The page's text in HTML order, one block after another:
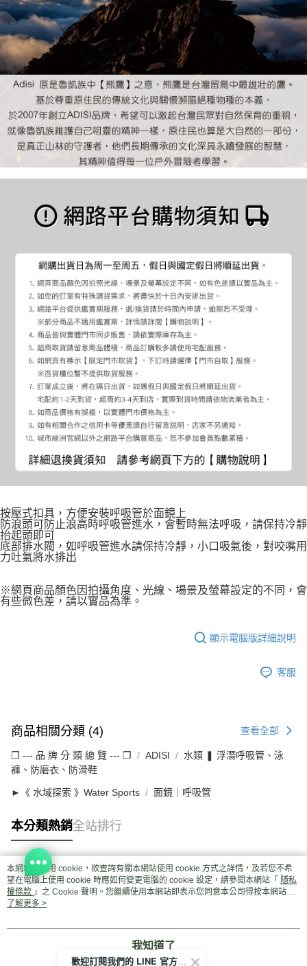
按壓式扣具，方便安裝呼吸管於面鏡上
防浪頭可防止浪高時呼吸管進水，會暫時無法呼吸，請保持冷靜
抬起頭即可
底部排水閥，如呼吸管進水請保持冷靜，小口吸氣後，對咬嘴用
力吐氣將水排出
※網頁商品顏色因拍攝角度、光線、場景及螢幕設定的不同，會
有些微色差，請以實品為準。
顯示電腦版詳細說明
客服
商品相關分類 (4) 查看全部
❒ --- 品 牌 分 類 總 覽 --- ❒ ADISI
水類 ❚ 浮潛呼吸管、泳
褲、防磨衣、防滑鞋
►《 水域探索 》Water Sports 面鏡｜呼吸管
本分類熱銷全站排行
熱門標籤
本網站中使用 cookie，欲查詢有關本網站使用 cookie 方式之詳情，及若您不希
望在電腦上使用 cookie 時應如何變更電腦的 cookie 設定，請參閱本網站「 隱私
權條款 」之 Cookie 聲明。您繼續使用本網站即表示您同意本公司得按本網站使
用條款之 Cookie 聲明使用 cookie。
了解更多 >
我知道了
歡迎訂閱我們的 LINE 官方帳號